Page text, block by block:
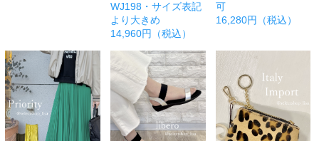
WJ198・サイズ表記
より大きめ
14,960円（税込）
可
16,280円（税込）